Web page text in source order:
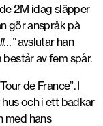
2M idag släpper
gör anspråk på
avslutar han
består av fem spår.
de France”. I
och i ett badkar
med hans